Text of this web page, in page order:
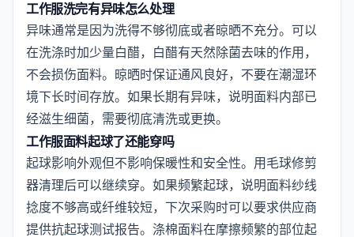
工作服洗完有异味怎么处理
异味通常是因为洗得不够彻底或者晾晒不充分。可以
在洗涤时加少量白醋，白醋有天然除菌去味的作用，
不会损伤面料。晾晒时保证通风良好，不要在潮湿环
境下长时间存放。如果长期有异味，说明面料内部已
经滋生细菌，需要彻底清洗或更换。
工作服面料起球了还能穿吗
起球影响外观但不影响保暖性和安全性。用毛球修剪
器清理后可以继续穿。如果频繁起球，说明面料纱线
捻度不够高或纤维较短，下次采购时可以要求供应商
提供抗起球测试报告。涤棉面料在摩擦频繁的部位起